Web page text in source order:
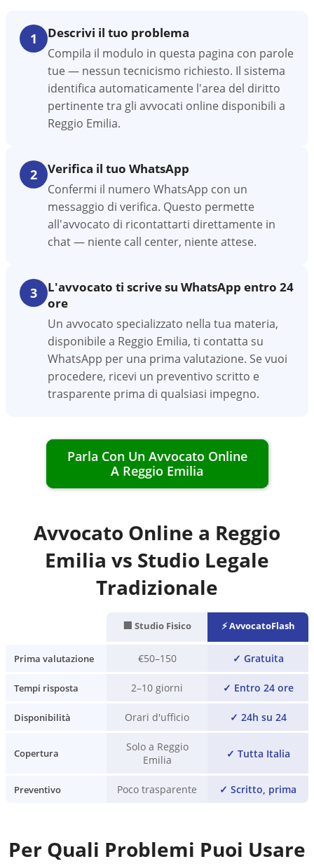
1 Descrivi il tuo problema
Compila il modulo in questa pagina con parole
tue — nessun tecnicismo richiesto. Il sistema
identifica automaticamente l'area del diritto
pertinente tra gli avvocati online disponibili a
Reggio Emilia.
2 Verifica il tuo WhatsApp
Confermi il numero WhatsApp con un
messaggio di verifica. Questo permette
all'avvocato di ricontattarti direttamente in
chat — niente call center, niente attese.
3
L'avvocato ti scrive su WhatsApp entro 24
ore
Un avvocato specializzato nella tua materia,
disponibile a Reggio Emilia, ti contatta su
WhatsApp per una prima valutazione. Se vuoi
procedere, ricevi un preventivo scritto e
trasparente prima di qualsiasi impegno.
Parla Con Un Avvocato Online
A Reggio Emilia
Avvocato Online a Reggio
Emilia vs Studio Legale
Tradizionale
🏢 Studio Fisico ⚡ AvvocatoFlash
Prima valutazione €50–150 ✓ Gratuita
Tempi risposta 2–10 giorni ✓ Entro 24 ore
Disponibilità Orari d'ufficio ✓ 24h su 24
Copertura
Solo a Reggio
Emilia
✓ Tutta Italia
Preventivo Poco trasparente ✓ Scritto, prima
Per Quali Problemi Puoi Usare